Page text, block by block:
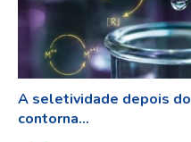
A seletividade depois
contorna...